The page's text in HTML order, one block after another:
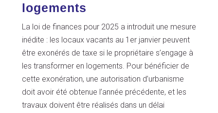
logements
La loi de finances pour 2025 a introduit une mesure
inédite : les locaux vacants au 1er janvier peuvent
être exonérés de taxe si le propriétaire s’engage à
les transformer en logements. Pour bénéficier de
cette exonération, une autorisation d’urbanisme
doit avoir été obtenue l’année précédente, et les
travaux doivent être réalisés dans un délai